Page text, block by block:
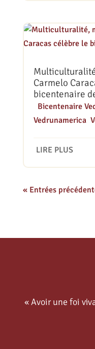
Carmelo
bicentenaire
Bicentenaire
Vedrunamerica,
LIRE PLUS
« Entrées
« Avoir une foi